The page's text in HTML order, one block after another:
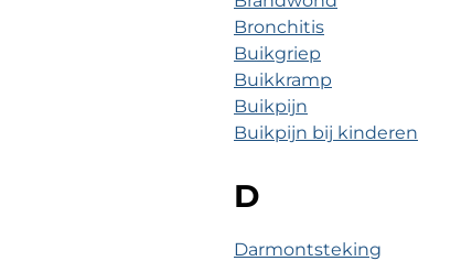
Bronchitis
Buikgriep
Buikkramp
Buikpijn
Buikpijn bij kinderen
D
Darmontsteking